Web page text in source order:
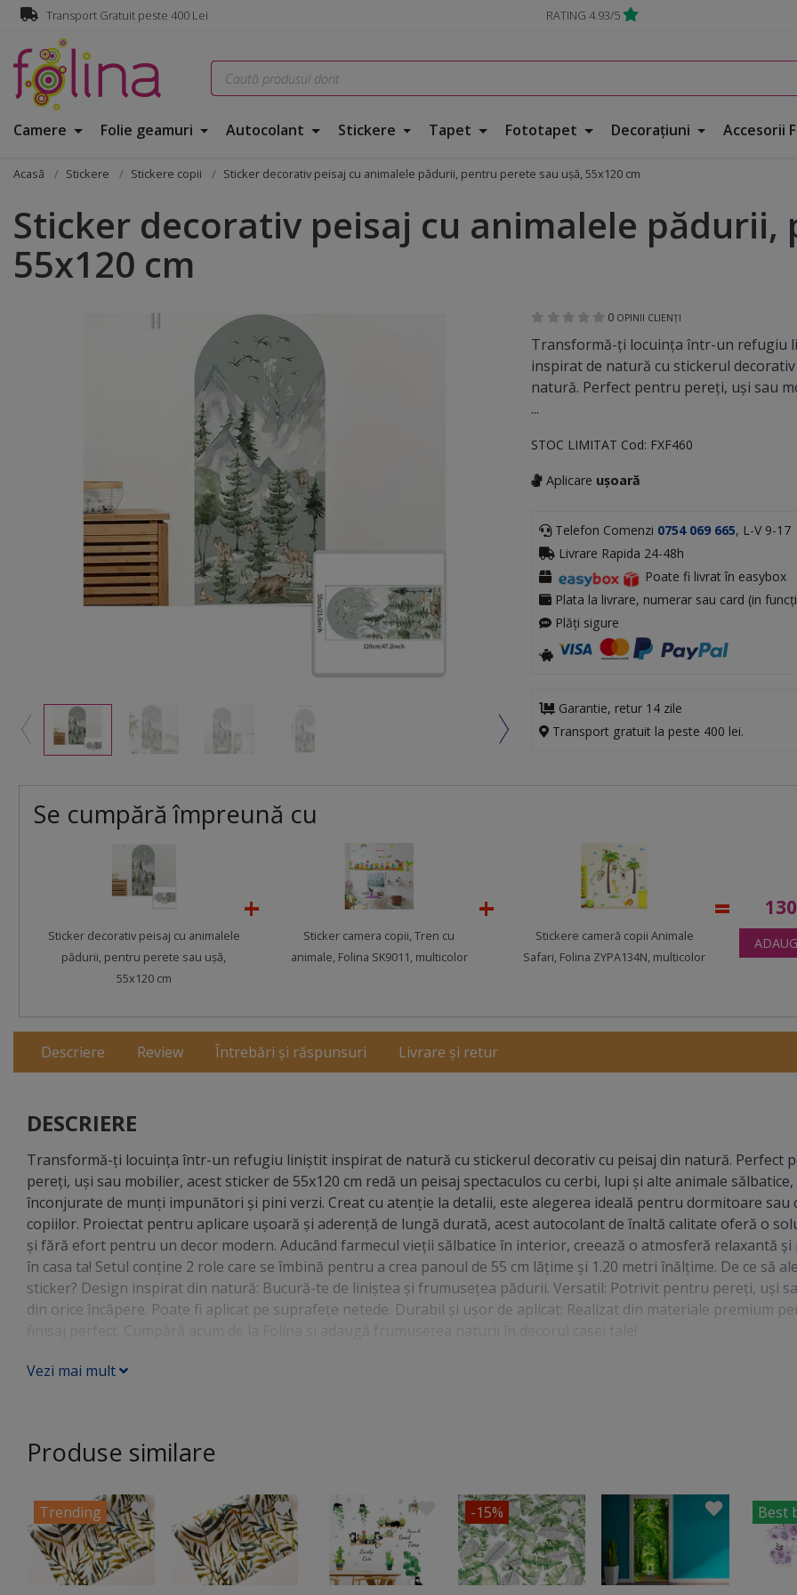
Transport Gratuit peste 400 Lei RATING 4.93/5
Camere Folie geamuri Autocolant Stickere Tapet Fototapet Decorațiuni Accesorii
Acasă Stickere Stickere copii Sticker decorativ peisaj cu animalele pădurii, pentru perete sau uşă, 55x120 cm
Sticker decorativ peisaj cu animalele pădurii,
55x120 cm
0 OPINII CLIENȚI
Transformă-ți locuința într-un refugiu
inspirat de natură cu stickerul
natură. Perfect pentru pereți, uși sau
...
STOC LIMITAT Cod: FXF460
Aplicare ușoară
Telefon Comenzi 0754 069 665, L-V 9-17
Livrare Rapida 24-48h
Poate fi livrat în easybox
Plata la livrare, numerar sau card (in
Plăți sigure
Garantie, retur 14 zile
Transport gratuit la peste 400 lei.
Se cumpără împreună cu
Sticker decorativ peisaj cu animalele
pădurii, pentru perete sau uşă,
55x120 cm
Sticker camera copii, Tren cu
animale, Folina SK9011, multicolor
Stickere cameră copii Animale
Safari, Folina ZYPA134N, multicolor
130
Descriere Review Întrebări și răspunsuri Livrare și retur
DESCRIERE
Transformă-ți locuința într-un refugiu liniștit inspirat de natură cu stickerul decorativ cu peisaj din natură. Perfect
pereți, uși sau mobilier, acest sticker de 55x120 cm redă un peisaj spectaculos cu cerbi, lupi și alte animale sălbatice,
înconjurate de munți impunători și pini verzi. Creat cu atenție la detalii, este alegerea ideală pentru dormitoare sau
copiilor. Proiectat pentru aplicare ușoară și aderență de lungă durată, acest autocolant de înaltă calitate oferă o
și fără efort pentru un decor modern. Aducând farmecul vieții sălbatice în interior, creează o atmosferă relaxantă
în casa ta! Setul conţine 2 role care se îmbină pentru a crea panoul de 55 cm lăţime şi 1.20 metri înălţime. De ce să
sticker? Design inspirat din natură: Bucură-te de liniștea și frumusețea pădurii. Versatil: Potrivit pentru pereți, uși
din orice încăpere. Poate fi aplicat pe suprafeţe netede. Durabil și ușor de aplicat: Realizat din materiale premium
Vezi mai mult
Produse similare
Trending -15% Best